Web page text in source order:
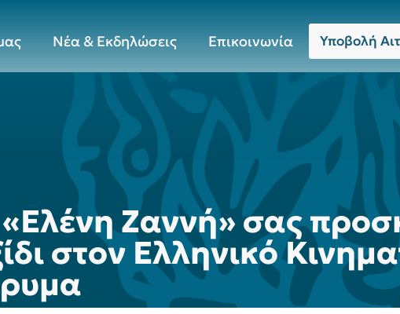
Νέα & Εκδηλώσεις Επικοινωνία Υποβολή
Ζαννή» σας
στον Ελληνικό